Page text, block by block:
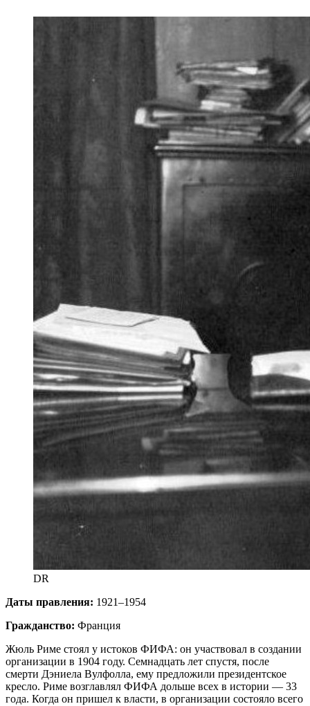
DR
Даты правления: 1921–1954
Гражданство: Франция
Жюль Риме стоял у истоков ФИФА: он участвовал в создании
организации в 1904 году. Семнадцать лет спустя, после
смерти Дэниела Вулфолла, ему предложили президентское
кресло. Риме возглавлял ФИФА дольше всех в истории — 33
года. Когда он пришел к власти, в организации состояло всего